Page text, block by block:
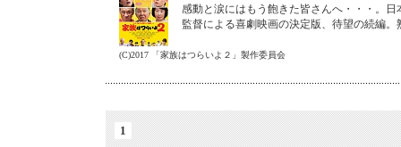
感動と涙にはもう飽きた皆さんへ・・・。
監督による喜劇映画の決定版、待望の続編
(C)2017 「家族はつらいよ２」製作委員会
1